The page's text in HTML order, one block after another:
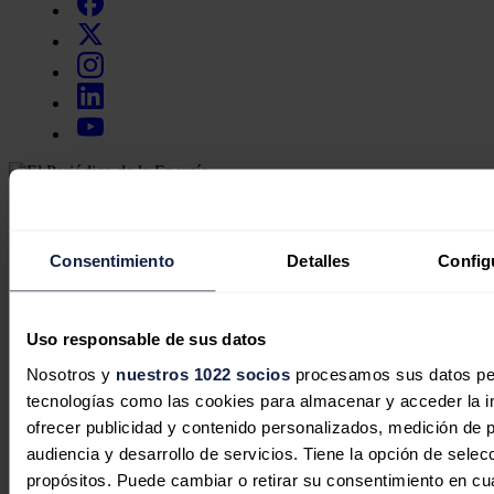
Consentimiento Detalles
Uso responsable de sus datos
Nosotros y nuestros 1022 sociosprocesamos sus datos
tecnologías como las cookies para almacenar y acceder la
ofrecer publicidad y contenido personalizados, medición de
audiencia y desarrollo de servicios. Tiene la opción de
propósitos. Puede cambiar o retirar su consentimiento en
Renovables
Mercados
Petróleo & Gas
Videopodcast
NET ZERO
Movilidad
Almacenamiento
Startups & Innovación
Hidrógeno
Top 10
Tech